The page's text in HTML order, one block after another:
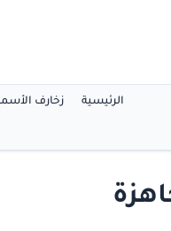
الرئيسية زخارف